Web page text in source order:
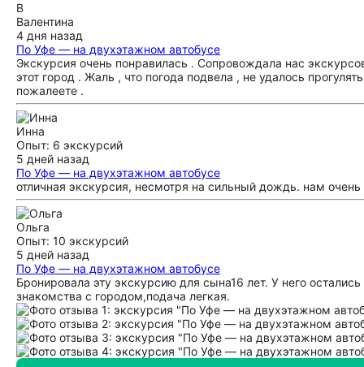
В
Валентина
4 дня назад
По Уфе — на двухэтажном автобусе
Экскурсия очень понравилась . Сопровождала нас
этот город . Жаль , что погода подвела , не удалось
пожалеете .
Инна
Опыт: 6 экскурсий
5 дней назад
По Уфе — на двухэтажном автобусе
отличная экскурсия, несмотря на сильный дождь. нам очень
Ольга
Опыт: 10 экскурсий
5 дней назад
По Уфе — на двухэтажном автобусе
Бронировала эту экскурсию для сына16 лет. У него
знакомства с городом,подача легкая.